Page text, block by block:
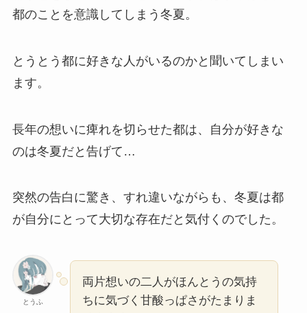
都のことを意識してしまう冬夏。
とうとう都に好きな人がいるのかと聞いてしまい
ます。
長年の想いに痺れを切らせた都は、自分が好きな
のは冬夏だと告げて…
突然の告白に驚き、すれ違いながらも、冬夏は都
が自分にとって大切な存在だと気付くのでした。
とうふ
両片想いの二人がほんとうの気持
ちに気づく甘酸っぱさがたまりま